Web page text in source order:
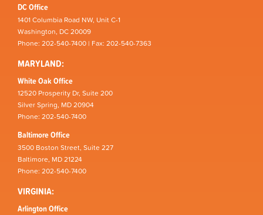
DC Office
1401 Columbia Road NW, Unit C-1
Washington, DC 20009
Phone: 202-540-7400 | Fax: 202-540-7363
MARYLAND:
White Oak Office
12520 Prosperity Dr, Suite 200
Silver Spring, MD 20904
Phone: 202-540-7400
Baltimore Office
3500 Boston Street, Suite 227
Baltimore, MD 21224
Phone: 202-540-7400
VIRGINIA:
Arlington Office